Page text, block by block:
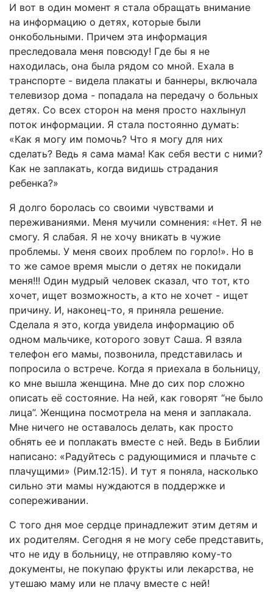
И вот в один момент я стала обращать внимание
на информацию о детях, которые были
онкобольными. Причем эта информация
преследовала меня повсюду! Где бы я не
находилась, она была рядом со мной. Ехала в
транспорте - видела плакаты и баннеры, включала
телевизор дома - попадала на передачу о больных
детях. Со всех сторон на меня просто нахлынул
поток информации. Я стала постоянно думать:
«Как я могу им помочь? Что я могу для них
сделать? Ведь я сама мама! Как себя вести с ними?
Как не заплакать, когда видишь страдания
ребенка?»
Я долго боролась со своими чувствами и
переживаниями. Меня мучили сомнения: «Нет. Я не
смогу. Я слабая. Я не хочу вникать в чужие
проблемы. У меня своих проблем по горло!». Но в
то же самое время мысли о детях не покидали
меня!!! Один мудрый человек сказал, что тот, кто
хочет, ищет возможность, а кто не хочет - ищет
причину. И, наконец-то, я приняла решение.
Сделала я это, когда увидела информацию об
одном мальчике, которого зовут Саша. Я взяла
телефон его мамы, позвонила, представилась и
попросила о встрече. Когда я приехала в больницу,
ко мне вышла женщина. Мне до сих пор сложно
описать её состояние. На ней, как говорят “не было
лица”. Женщина посмотрела на меня и заплакала.
Мне ничего не оставалось делать, как просто
обнять ее и поплакать вместе с ней. Ведь в Библии
написано: «Радуйтесь с радующимися и плачьте с
плачущими» (Рим.12:15). И тут я поняла, насколько
сильно эти мамы нуждаются в поддержке и
сопереживании.
С того дня мое сердце принадлежит этим детям и
их родителям. Сегодня я не могу себе представить,
что не иду в больницу, не отправляю кому-то
документы, не покупаю фрукты или лекарства, не
утешаю маму или не плачу вместе с ней!